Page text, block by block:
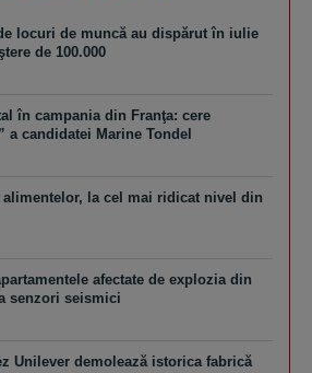
locuri de muncă au dispărut în iulie
de 100.000
în campania din Franţa: cere
a candidatei Marine Tondel
la cel mai ridicat nivel din
afectate de explozia din
senzori seismici
Unilever demolează istorica fabrică